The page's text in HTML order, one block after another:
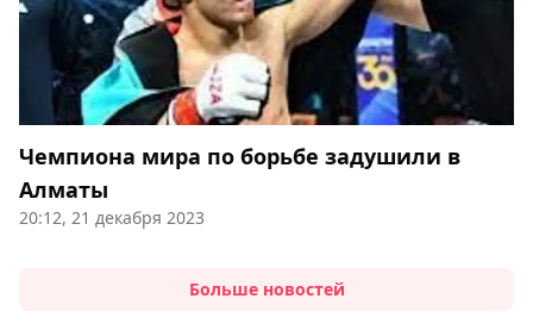
Чемпиона мира по борьбе задушили в
Алматы
20:12, 21 декабря 2023
Больше новостей